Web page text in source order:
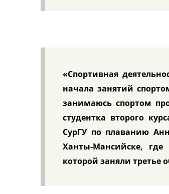
«Спортивная
начала занятий
занимаюсь спортом
студентка второго
СурГУ по плаванию
Ханты-Мансийске,
которой заняли третье